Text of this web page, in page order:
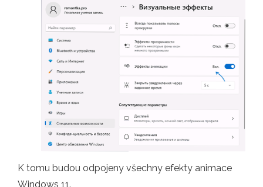
K tomu budou odpojeny všechny efekty animace
Windows 11.